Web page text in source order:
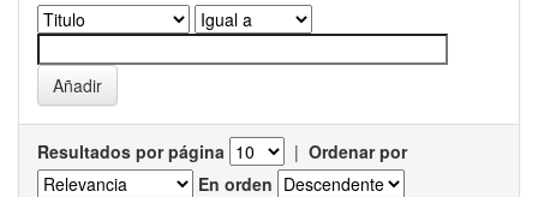
Resultados por página | Ordenar por
En orden